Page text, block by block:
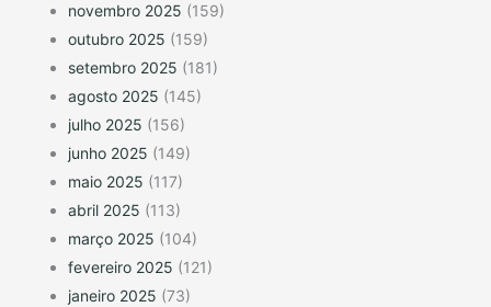
novembro 2025 (159)
outubro 2025 (159)
setembro 2025 (181)
agosto 2025 (145)
julho 2025 (156)
junho 2025 (149)
maio 2025 (117)
abril 2025 (113)
março 2025 (104)
fevereiro 2025 (121)
janeiro 2025 (73)